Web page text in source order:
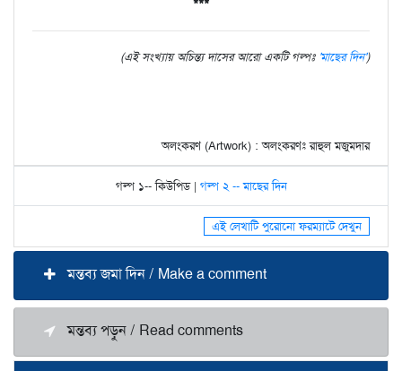
***
(এই সংখ্যায় অচিন্ত্য দাসের আরো একটি গল্পঃ 'মাছের দিন')
অলংকরণ (Artwork) : অলংকরণঃ রাহুল মজুমদার
গল্প ১-- কিউপিড | গল্প ২ -- মাছের দিন
এই লেখাটি পুরোনো ফরম্যাটে দেখুন
মন্তব্য জমা দিন / Make a comment
মন্তব্য পড়ুন / Read comments